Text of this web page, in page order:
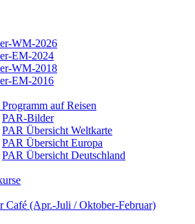
WM-2026
EM-2024
WM-2018
EM-2016
auf Reisen
PAR-Bilder
PAR Übersicht Weltkarte
PAR Übersicht Europa
PAR Übersicht Deutschland
Café (Apr.-Juli / Oktober-Februar)